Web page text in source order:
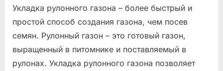
Укладка рулонного газона – более быстрый и
простой способ создания газона, чем посев
семян. Рулонный газон – это готовый газон,
выращенный в питомнике и поставляемый в
рулонах. Укладка рулонного газона позволяет